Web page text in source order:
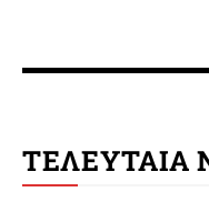
ΤΕΛΕΥΤΑΙΑ